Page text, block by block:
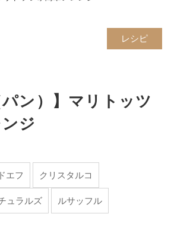
レシピ
パン）】マリトッツ
ジ
エフ クリスタルコ
ュラルズ ルサッフル